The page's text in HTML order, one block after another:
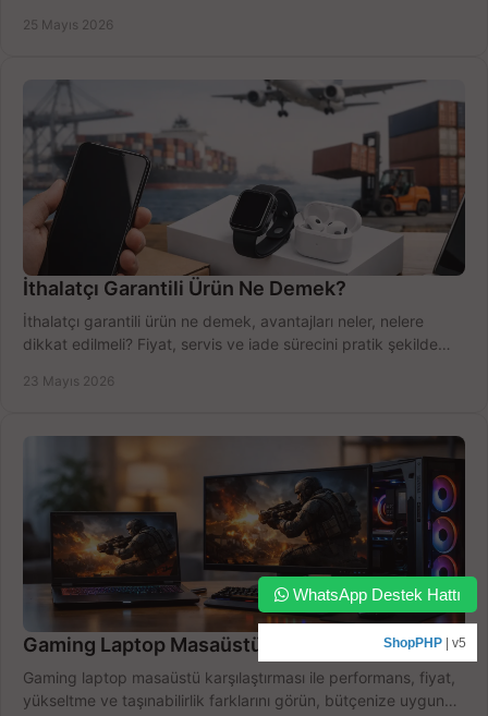
25 Mayıs 2026
İthalatçı Garantili Ürün Ne Demek?
İthalatçı garantili ürün ne demek, avantajları neler, nelere
dikkat edilmeli? Fiyat, servis ve iade sürecini pratik şekilde
23 Mayıs 2026
Gaming Laptop Masaüstü Karşılaştırması
Gaming laptop masaüstü karşılaştırması ile performans, fiyat,
yükseltme ve taşınabilirlik farklarını görün, bütçenize uygun
WhatsApp Destek Hattı
ShopPHP | v5